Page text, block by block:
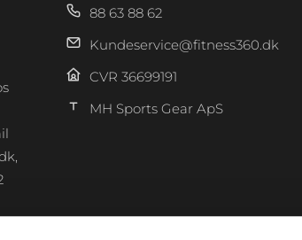
88 63 88 62
Kundeservice@fitness360.dk
CVR 36699191
MH Sports Gear ApS